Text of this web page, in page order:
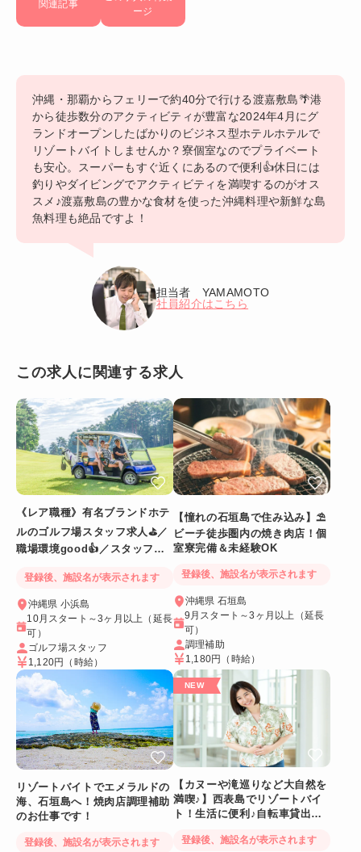
関連記事
ージ
沖縄・那覇からフェリーで約40分で行ける渡嘉敷島🌴港
から徒歩数分のアクティビティが豊富な2024年4月にグ
ランドオープンしたばかりのビジネス型ホテルホテルで
リゾートバイトしませんか？寮個室なのでプライベート
も安心。スーパーもすぐ近くにあるので便利👍休日には
釣りやダイビングでアクティビティを満喫するのがオス
スメ♪渡嘉敷島の豊かな食材を使った沖縄料理や新鮮な島
魚料理も絶品ですよ！
担当者 YAMAMOTO
社員紹介はこちら
この求人に関連する求人
《レア職種》有名ブランドホテ
ルのゴルフ場スタッフ求人⛳／
職場環境good👍／スタッフ満
登録後、施設名が表示されます
沖縄県 小浜島
10月スタート～3ヶ月以上（延長
可）
ゴルフ場スタッフ
1,120円
（時給）
【憧れの石垣島で住み込み】⛱
ビーチ徒歩圏内の焼き肉店！個
室寮完備＆未経験OK
登録後、施設名が表示されます
沖縄県 石垣島
9月スタート～3ヶ月以上（延長
可）
調理補助
1,180円
（時給）
リゾートバイトでエメラルドの
海、石垣島へ！焼肉店調理補助
のお仕事です！
登録後、施設名が表示されます
【カヌーや滝巡りなど大自然を
満喫♪】西表島でリゾートバイ
ト！生活に便利♪自転車貸出あ
登録後、施設名が表示されます